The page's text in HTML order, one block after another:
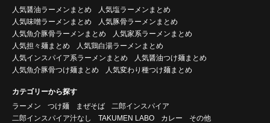
人気醤油ラーメンまとめ
人気塩ラーメンまとめ
人気味噌ラーメンまとめ
人気豚骨ラーメンまとめ
人気魚介豚骨ラーメンまとめ
人気家系ラーメンまとめ
人気担々麺まとめ
人気鶏白湯ラーメンまとめ
人気インスパイア系ラーメンまとめ
人気醤油つけ麺まとめ
人気魚介豚骨つけ麺まとめ
人気変わり種つけ麺まとめ
カテゴリーから探す
ラーメン
つけ麺 まぜそば
二郎インスパイア
二郎インスパイア汁なし
TAKUMEN LABO カレー その他